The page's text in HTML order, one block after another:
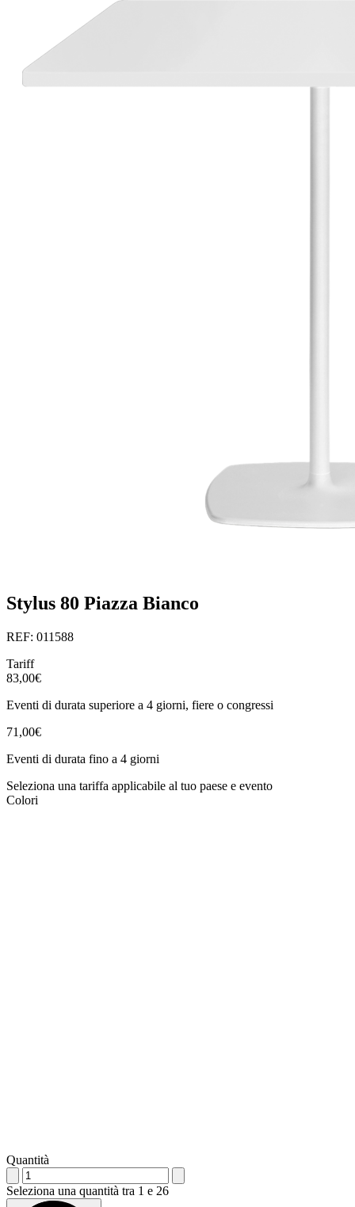
Stylus 80 Piazza Bianco
REF: 011588
Tariff
83,00€
Eventi di durata superiore a 4 giorni, fiere o congressi
71,00€
Eventi di durata fino a 4 giorni
Seleziona una tariffa applicabile al tuo paese e evento
Colori
Quantità
Seleziona una quantità tra 1 e 26